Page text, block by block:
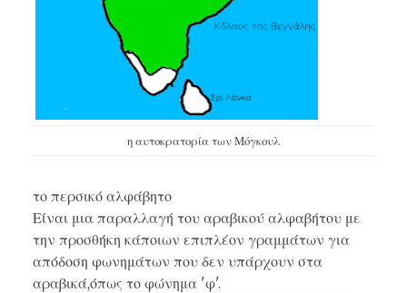
η αυτοκρατορία των Μόγκουλ
το περσικό αλφάβητο
Είναι μια παραλλαγή του αραβικού αλφαβήτου με
την προσθήκη κάποιων επιπλέον γραμμάτων για
απόδοση φωνημάτων που δεν υπάρχουν στα
αραβικά,όπως το φώνημα 'φ'.